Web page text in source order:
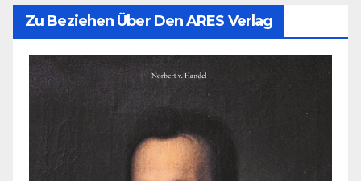
Zu Beziehen Über Den ARES Verlag